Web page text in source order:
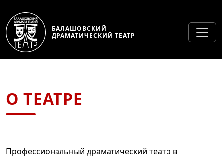
БАЛАШОВСКИЙ
ДРАМАТИЧЕСКИЙ ТЕАТР
О ТЕАТРЕ
Профессиональный драматический театр в